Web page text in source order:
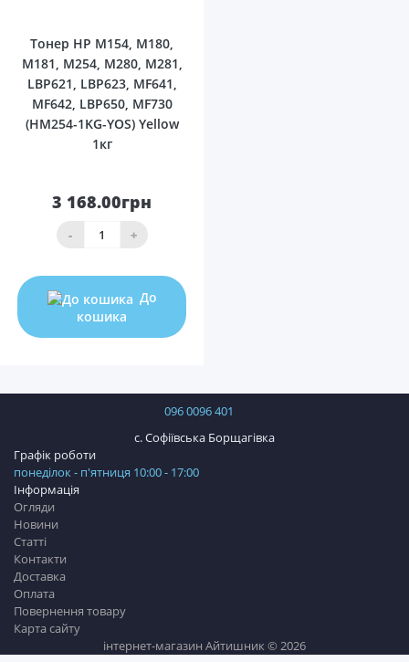
Тонер HP M154, M180,
M181, M254, M280, M281,
LBP621, LBP623, MF641,
MF642, LBP650, MF730
(HM254-1KG-YOS) Yellow
1кг
3 168.00грн
- +
До
кошика
096 0096 401
с. Софіївська Борщагівка
Інформація
Огляди
Новини
Статті
Контакти
Доставка
Оплата
Повернення товару
Карта сайту
Графік роботи
понеділок - п'ятниця 10:00 - 17:00
інтернет-магазин Айтишник © 2026